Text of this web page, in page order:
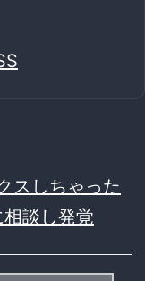
スしちゃった
談し発覚